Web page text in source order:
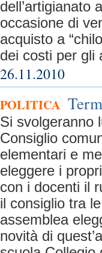
dell’artigianato
occasione di
acquisto a
dei costi per gli
26.11.2010
POLITICA
Si svolgeranno
Consiglio
elementari e
eleggere i
con i docenti il
il consiglio tra
assemblea
novità di